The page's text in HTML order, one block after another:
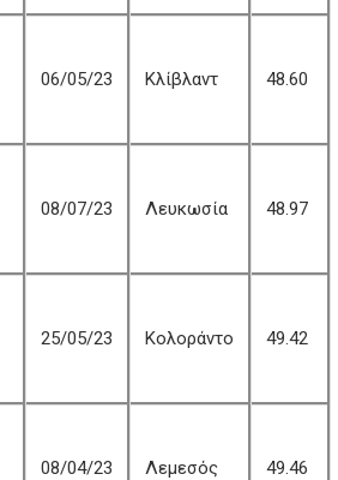
06/05/23 Κλίβλαντ 48.60
08/07/23 Λευκωσία 48.97
25/05/23 Κολοράντο 49.42
08/04/23 Λεμεσός 49.46